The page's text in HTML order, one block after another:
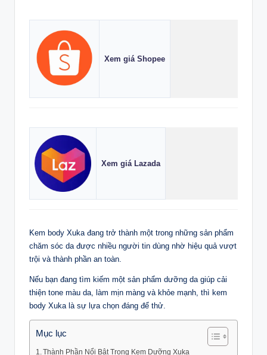
Xem giá Shopee
Xem giá Lazada
Kem body Xuka đang trở thành một trong những sản phẩm
chăm sóc da được nhiều người tin dùng nhờ hiệu quả vượt
trội và thành phần an toàn.
Nếu bạn đang tìm kiếm một sản phẩm dưỡng da giúp cải
thiện tone màu da, làm mịn màng và khỏe mạnh, thì kem
body Xuka là sự lựa chọn đáng để thử.
Mục lục
Thành Phần Nổi Bật Trong Kem Dưỡng Xuka